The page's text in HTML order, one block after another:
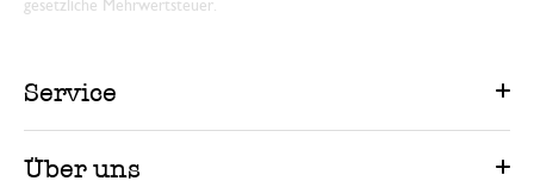
gesetzliche Mehrwertsteuer.
Service
Über uns